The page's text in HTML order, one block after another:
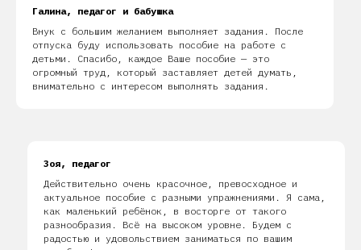
Галина, педагог и бабушка
Внук с большим желанием выполняет задания. После
отпуска буду использовать пособие на работе с
детьми. Спасибо, каждое Ваше пособие — это
огромный труд, который заставляет детей думать,
внимательно с интересом выполнять задания.
Зоя, педагог
Действительно очень красочное, превосходное и
актуальное пособие с разными упражнениями. Я сама,
как маленький ребёнок, в восторге от такого
разнообразия. Всё на высоком уровне. Будем с
радостью и удовольствием заниматься по вашим